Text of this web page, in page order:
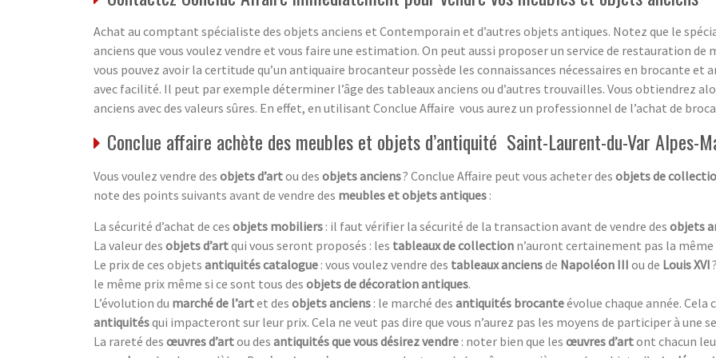
Achat au comptant spécialiste des objets anciens et Contemporain et d’autres objets antiques. Notez que le
anciens que vous voulez vendre et vous faire une estimation. On peut aussi proposer un service de restauration de
vous pouvez avoir la certitude qu’un antiquaire brocanteur possède les connaissances nécessaires en brocante
avec facilité. Il peut par exemple déterminer l’âge des tableaux anciens ou d’autres trouvailles. Vous obtiendrez
anciens avec des valeurs sûres. En effet, en utilisant Conclue Affaire vous aurez un professionnel de l’achat de
Conclue affaire achète des meubles et objets d’antiquité Saint-Laurent-du-Var Alpes-
Vous voulez vendre des objets d’artou des objets anciens? Conclue Affaire peut vous acheter des objets de
note des points suivants avant de vendre des meubles et objets antiques :
La sécurité d’achat de ces objets mobiliers : il faut vérifier la sécurité de la transaction avant de vendre des objets
La valeur des objets d’artqui vous seront proposés : les tableaux de collection n’auront certainement pas la même
Le prix de ces objets antiquités catalogue : vous voulez vendre des tableaux anciensde Napoléon III ou de Louis XVI
le même prix même si ce sont tous des objets de décoration antiques.
L’évolution du marché de l’artet des objets anciens : le marché des antiquités brocanteévolue chaque année.
antiquitésqui impacteront sur leur prix. Cela ne veut pas dire que vous n’aurez pas les moyens de participer à une
La rareté des œuvres d’artou des antiquités que vous désirez vendre : noter bien que les œuvres d’artont chacun